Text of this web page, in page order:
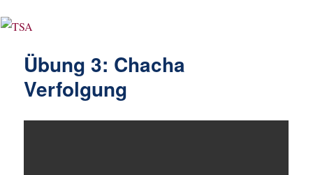
Übung 3: Chacha
Verfolgung